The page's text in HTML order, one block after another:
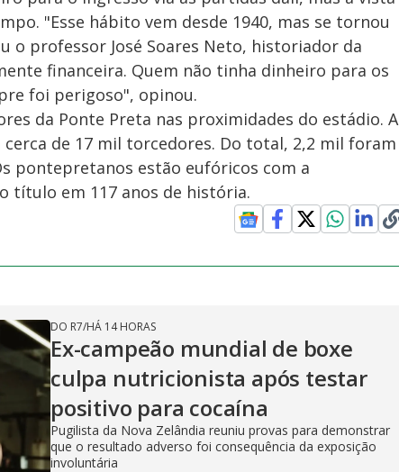
"Esse hábito vem desde 1940, mas se tornou
o professor José Soares Neto, historiador da
financeira. Quem não tinha dinheiro para os
foi perigoso", opinou.
da Ponte Preta nas proximidades do estádio. A
de 17 mil torcedores. Do total, 2,2 mil foram
pontepretanos estão eufóricos com a
título em 117 anos de história.
DO R7/HÁ 14 HORAS
Ex-campeão mundial de boxe
culpa nutricionista após testar
positivo para cocaína
Pugilista da Nova Zelândia reuniu provas para demonstrar
que o resultado adverso foi consequência da exposição
involuntária